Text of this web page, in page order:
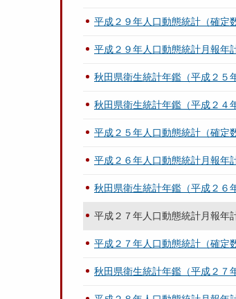
平成２９年人口動態統計（確定
平成２９年人口動態統計月報
秋田県衛生統計年鑑（平成２５
秋田県衛生統計年鑑（平成２４
平成２５年人口動態統計（確定
平成２６年人口動態統計月報
秋田県衛生統計年鑑（平成２６
平成２７年人口動態統計月報
平成２７年人口動態統計（確定
秋田県衛生統計年鑑（平成２７